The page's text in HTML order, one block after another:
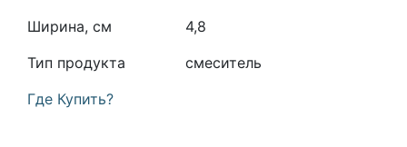
Ширина, см
4,8
Тип продукта
смеситель
Где Купить?